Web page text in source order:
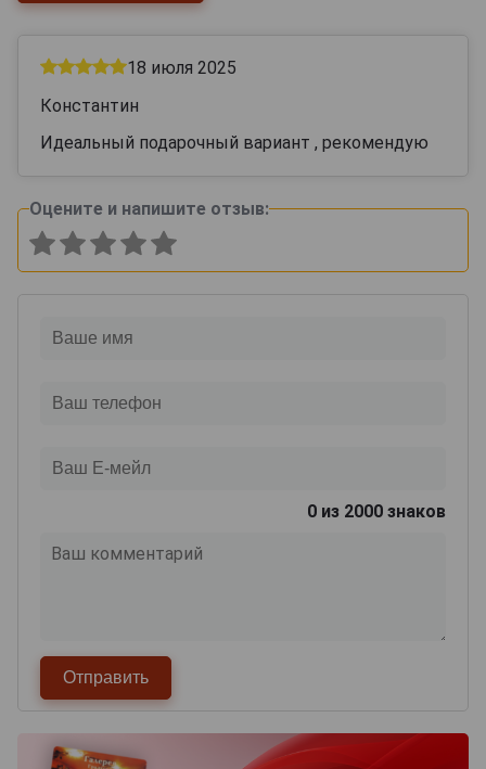
18 июля 2025
Константин
Идеальный подарочный вариант , рекомендую
Оцените и напишите отзыв:
0 из 2000 знаков